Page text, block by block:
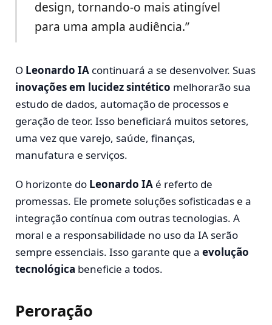
design, tornando-o mais atingível
para uma ampla audiência.”
O Leonardo IA continuará a se desenvolver. Suas
inovações em lucidez sintético melhorarão sua
estudo de dados, automação de processos e
geração de teor. Isso beneficiará muitos setores,
uma vez que varejo, saúde, finanças,
manufatura e serviços.
O horizonte do Leonardo IA é referto de
promessas. Ele promete soluções sofisticadas e a
integração contínua com outras tecnologias. A
moral e a responsabilidade no uso da IA serão
sempre essenciais. Isso garante que a evolução
tecnológica beneficie a todos.
Peroração